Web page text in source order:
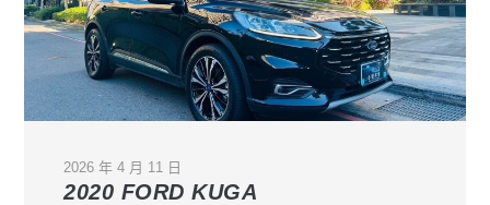
2026 年 4 月 11 日
2020 FORD KUGA